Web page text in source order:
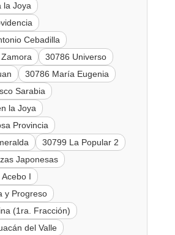
la Joya
Cebadilla
30786 Universo
30786 María Eugenia
Sarabia
la Joya
Provincia
30799 La Popular 2
Japonesas
I
y Progreso
(1ra. Fracción)
del Valle